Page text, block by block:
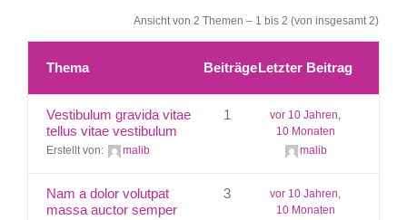
Schüler/
Ansicht von 2 Themen – 1 bis 2 (von insgesamt 2)
Thema BeiträgeLetzter Beitrag
Vestibulum gravida vitae
tellus vitae vestibulum
Erstellt von: malib
1
vor 10 Jahren,
10 Monaten
malib
Nam a dolor volutpat
massa auctor semper
3
vor 10 Jahren,
10 Monaten